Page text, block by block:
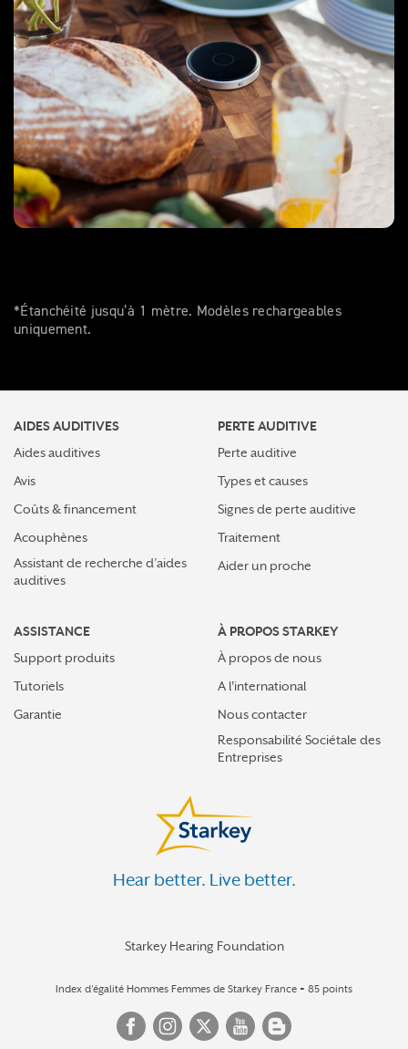
*Étanchéité jusqu’à 1 mètre. Modèles rechargeables
uniquement.
AIDES AUDITIVES
Aides auditives
Avis
Coûts & financement
Acouphènes
Assistant de recherche d’aides
auditives
PERTE AUDITIVE
Perte auditive
Types et causes
Signes de perte auditive
Traitement
Aider un proche
ASSISTANCE
Support produits
Tutoriels
Garantie
À PROPOS STARKEY
À propos de nous
A l'international
Nous contacter
Responsabilité Sociétale des
Entreprises
Hear better. Live better.
Starkey Hearing Foundation
Index d’égalité Hommes Femmes de Starkey France = 85 points